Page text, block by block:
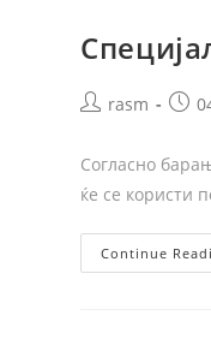
rasm
Согласно
ќе се користи
Continue